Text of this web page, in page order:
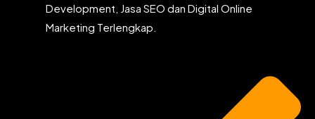
Development, Jasa SEO dan Digital Online
Marketing Terlengkap.